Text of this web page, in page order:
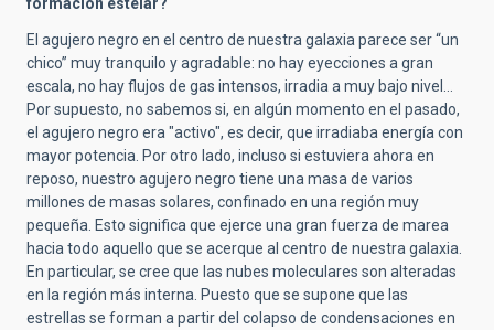
El agujero negro en el centro de nuestra galaxia parece ser “un
chico” muy tranquilo y agradable: no hay eyecciones a gran
escala, no hay flujos de gas intensos, irradia a muy bajo nivel…
Por supuesto, no sabemos si, en algún momento en el pasado,
el agujero negro era "activo", es decir, que irradiaba energía con
mayor potencia. Por otro lado, incluso si estuviera ahora en
reposo, nuestro agujero negro tiene una masa de varios
millones de masas solares, confinado en una región muy
pequeña. Esto significa que ejerce una gran fuerza de marea
hacia todo aquello que se acerque al centro de nuestra galaxia.
En particular, se cree que las nubes moleculares son alteradas
en la región más interna. Puesto que se supone que las
estrellas se forman a partir del colapso de condensaciones en